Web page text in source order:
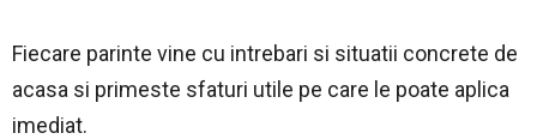
Fiecare parinte vine cu intrebari si situatii concrete de
acasa si primeste sfaturi utile pe care le poate aplica
imediat.